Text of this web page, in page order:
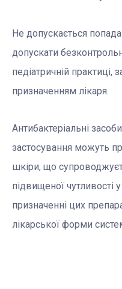
Не допускається
допускати
педіатричній практиці,
призначенням лікаря.
Антибактеріальні
застосування можуть
шкіри, що
підвищеної чутливості
призначенні цих
лікарської форми